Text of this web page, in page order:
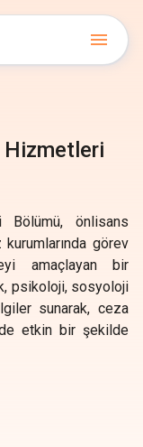
Hizmetleri
önlisans
görev
amaçlayan bir
psikoloji, sosyoloji
sunarak, ceza
etkin bir şekilde